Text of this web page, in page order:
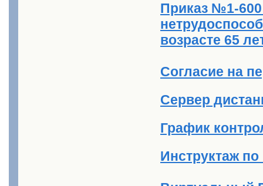
Приказ №1-600
возрасте 65
Согласие на
Сервер
График
Инструктаж